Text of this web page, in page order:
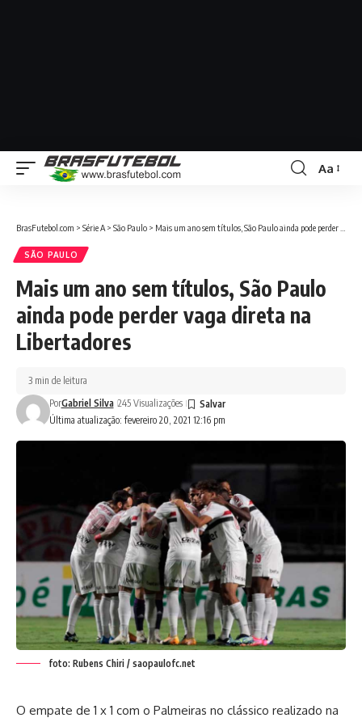
Aa
BrasFutebol.com > Série A > São Paulo > Mais um ano sem títulos, São Paulo ainda pode perder vaga direta na Libertadores
SÃO PAULO
Mais um ano sem títulos, São Paulo
ainda pode perder vaga direta na
Libertadores
Última atualização: fevereiro 20, 2021 12:16 pm
PorGabriel Silva 245 Visualizações
3 min de leitura
foto: Rubens Chiri / saopaulofc.net
O empate de 1 x 1 com o Palmeiras no clássico realizado na